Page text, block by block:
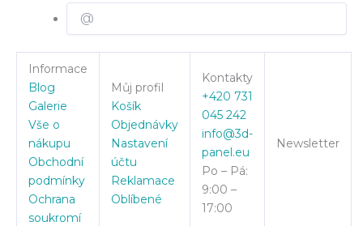
Informace
Blog
Galerie
Vše o
nákupu
Obchodní
podmínky
Ochrana
soukromí
Můj profil
Košík
Objednávky
Nastavení
účtu
Reklamace
Oblíbené
Kontakty
+420 731
045 242
info@3d-
panel.eu
Po – Pá:
9:00 –
17:00
Newsletter